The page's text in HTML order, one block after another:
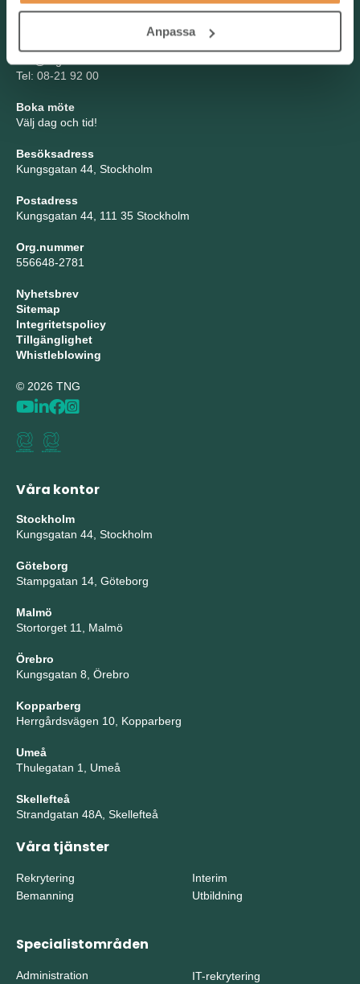
Anpassa
Kontakta oss
Tel: 08-21 92 00
Boka möte
Välj dag och tid!
Besöksadress
Kungsgatan 44, Stockholm
Postadress
Kungsgatan 44, 111 35 Stockholm
Org.nummer
556648-2781
Nyhetsbrev
Sitemap
Integritetspolicy
Tillgänglighet
Whistleblowing
© 2026 TNG
Våra kontor
Stockholm
Kungsgatan 44, Stockholm
Göteborg
Stampgatan 14, Göteborg
Malmö
Stortorget 11, Malmö
Örebro
Kungsgatan 8, Örebro
Kopparberg
Herrgårdsvägen 10, Kopparberg
Umeå
Thulegatan 1, Umeå
Skellefteå
Strandgatan 48A, Skellefteå
Våra tjänster
Rekrytering
Bemanning
Interim
Utbildning
Specialistområden
Administration
IT-rekrytering